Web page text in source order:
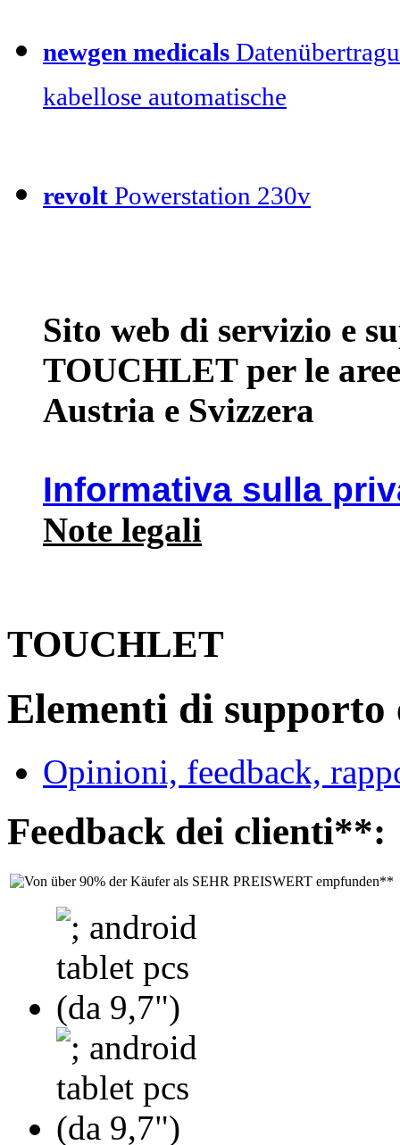
newgen medicals
kabellose automatische
revolt Powerstation 230v
Sito web di servizio e
TOUCHLET per le
Austria e Svizzera
Informativa sulla
Note legali
TOUCHLET
Elementi di supporto
Opinioni, feedback,
Feedback dei clienti**: